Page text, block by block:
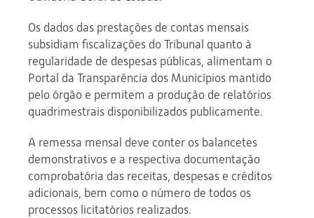
Os dados das prestações de contas mensais
subsidiam fiscalizações do Tribunal quanto à
regularidade de despesas públicas, alimentam o
Portal da Transparência dos Municípios mantido
pelo órgão e permitem a produção de relatórios
quadrimestrais disponibilizados publicamente.
A remessa mensal deve conter os balancetes
demonstrativos e a respectiva documentação
comprobatória das receitas, despesas e créditos
adicionais, bem como o número de todos os
processos licitatórios realizados.